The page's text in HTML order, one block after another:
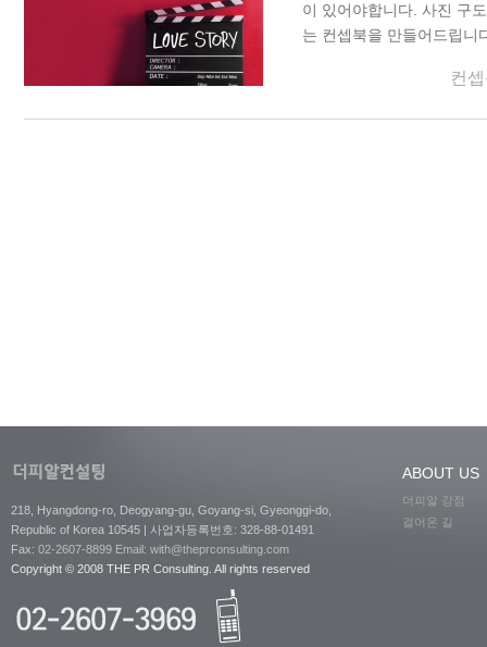
이 있어야합니다. 사진 구
는 컨셉북을 만들어드립니
컨
218, Hyangdong-ro, Deogyang-gu, Goyang-si, Gyeonggi-do,
Republic of Korea 10545 | 사업자등록번호: 328-88-01491
Fax: 02-2607-8899 Email: with@theprconsulting.com
Copyright © 2008 THE PR Consulting. All rights reserved
ABOUT US
더피알 강점
걸어온 길